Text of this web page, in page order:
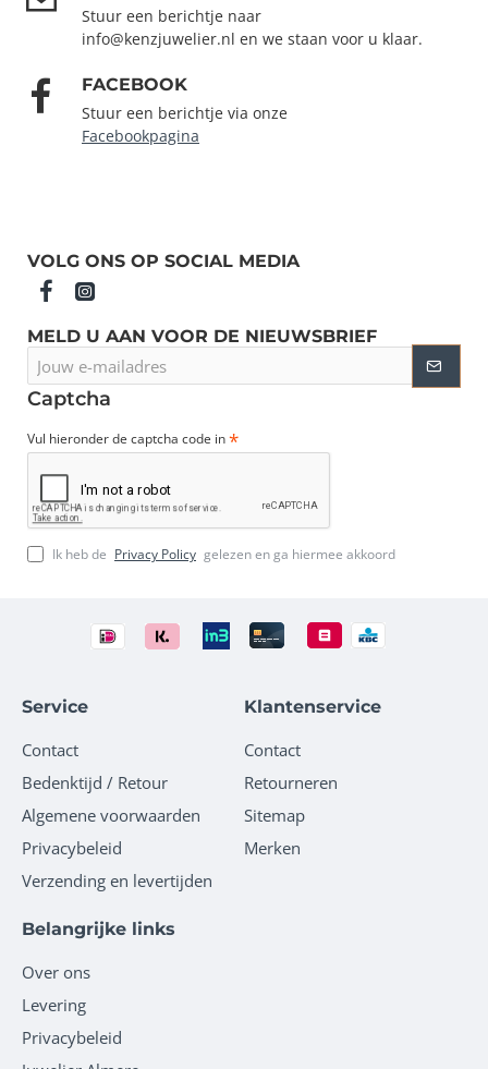
Stuur een berichtje naar
info@kenzjuwelier.nl en we staan voor u klaar.
FACEBOOK
Stuur een berichtje via onze
Facebookpagina
VOLG ONS OP SOCIAL MEDIA
MELD U AAN VOOR DE NIEUWSBRIEF
e-
mailadres
Captcha
Vul hieronder de captcha code in
Ik heb de Privacy Policy gelezen en ga hiermee akkoord
Service
Contact
Bedenktijd / Retour
Algemene voorwaarden
Privacybeleid
Verzending en levertijden
Klantenservice
Contact
Retourneren
Sitemap
Merken
Belangrijke links
Over ons
Levering
Privacybeleid